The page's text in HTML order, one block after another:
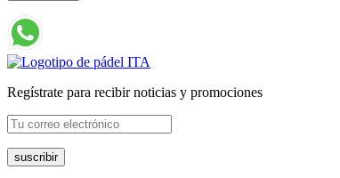
Regístrate para recibir noticias y promociones